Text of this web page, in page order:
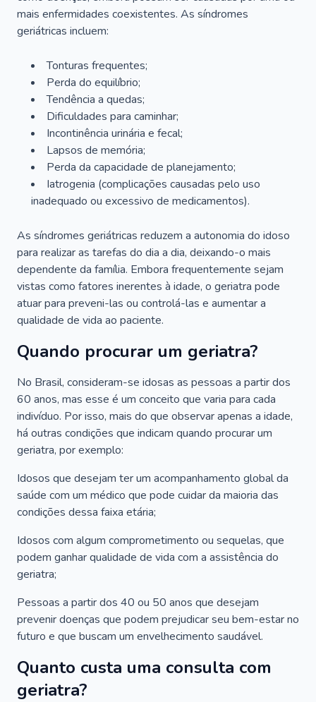
mais enfermidades coexistentes. As síndromes
geriátricas incluem:
Tonturas frequentes;
Perda do equilíbrio;
Tendência a quedas;
Dificuldades para caminhar;
Incontinência urinária e fecal;
Lapsos de memória;
Perda da capacidade de planejamento;
Iatrogenia (complicações causadas pelo uso
inadequado ou excessivo de medicamentos).
As síndromes geriátricas reduzem a autonomia do idoso
para realizar as tarefas do dia a dia, deixando-o mais
dependente da família. Embora frequentemente sejam
vistas como fatores inerentes à idade, o geriatra pode
atuar para preveni-las ou controlá-las e aumentar a
qualidade de vida ao paciente.
Quando procurar um geriatra?
No Brasil, consideram-se idosas as pessoas a partir dos
60 anos, mas esse é um conceito que varia para cada
indivíduo. Por isso, mais do que observar apenas a idade,
há outras condições que indicam quando procurar um
geriatra, por exemplo:
Idosos que desejam ter um acompanhamento global da
saúde com um médico que pode cuidar da maioria das
condições dessa faixa etária;
Idosos com algum comprometimento ou sequelas, que
podem ganhar qualidade de vida com a assistência do
geriatra;
Pessoas a partir dos 40 ou 50 anos que desejam
prevenir doenças que podem prejudicar seu bem-estar no
futuro e que buscam um envelhecimento saudável.
Quanto custa uma consulta com
geriatra?